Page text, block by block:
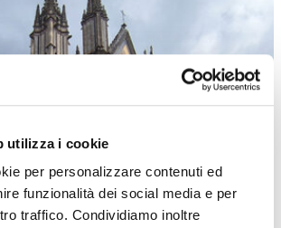
utilizza i cookie
per personalizzare contenuti ed
funzionalità dei social media e per
traffico. Condividiamo inoltre